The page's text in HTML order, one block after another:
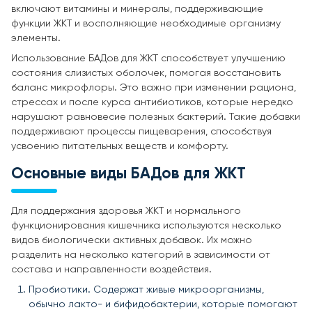
включают витамины и минералы, поддерживающие
функции ЖКТ и восполняющие необходимые организму
элементы.
Использование БАДов для ЖКТ способствует улучшению
состояния слизистых оболочек, помогая восстановить
баланс микрофлоры. Это важно при изменении рациона,
стрессах и после курса антибиотиков, которые нередко
нарушают равновесие полезных бактерий. Такие добавки
поддерживают процессы пищеварения, способствуя
усвоению питательных веществ и комфорту.
Основные виды БАДов для ЖКТ
Для поддержания здоровья ЖКТ и нормального
функционирования кишечника используются несколько
видов биологически активных добавок. Их можно
разделить на несколько категорий в зависимости от
состава и направленности воздействия.
Пробиотики. Содержат живые микроорганизмы,
обычно лакто- и бифидобактерии, которые помогают